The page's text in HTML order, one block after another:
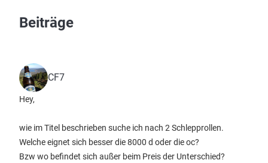
Beiträge
CF7
Hey,
wie im Titel beschrieben suche ich nach 2 Schlepprollen.
Welche eignet sich besser die 8000 d oder die oc?
Bzw wo befindet sich außer beim Preis der Unterschied?